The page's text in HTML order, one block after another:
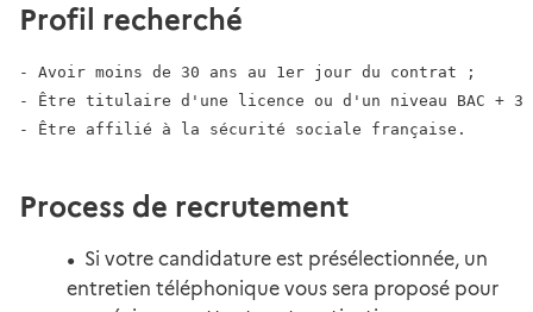
Profil recherché
- Avoir moins de 30 ans au 1er jour du contrat ;
- Être titulaire d'une licence ou d'un niveau BAC
- Être affilié à la sécurité sociale française.
Process de recrutement
Si votre candidature est présélectionnée, un
entretien téléphonique vous sera proposé pour